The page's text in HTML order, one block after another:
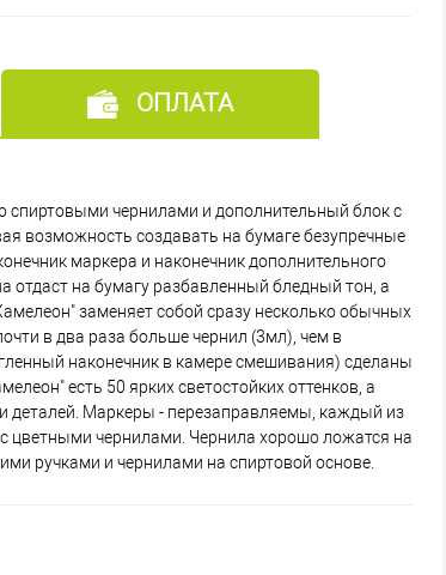
PK2 - Пыльная роза
BG1 - Лагуна
BL4 - Васильковый
ОПЛАТА
спиртовыми чернилами и дополнительный блок с
возможность создавать на бумаге безупречные
маркера и наконечник дополнительного
отдаст на бумагу разбавленный бледный тон, а
заменяет собой сразу несколько обычных
в два раза больше чернил (3мл), чем в
наконечник в камере смешивания) сделаны
есть 50 ярких светостойких оттенков, а
деталей. Маркеры - перезаправляемы, каждый из
цветными чернилами. Чернила хорошо ложатся на
ручками и чернилами на спиртовой основе.